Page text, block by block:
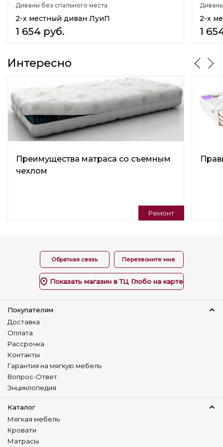
Стиль
Неоклассика(Neoclassic)
Ретро
Нет
Кресло
Регулируемая спинка
Нет
Изготовление в коже
Наличие столика
Диваны без спального места
2-х местный диван ЛуиП
1 654 руб.
2-х
1
Интересно
Преимущества матраса со съемным
чехлом
Ремонт
Обратная связь Перезвоните мне
Показать магазин в ТЦ Глобо на карте
Покупателям
Доставка
Оплата
Рассрочка
Контакты
Гарантия на мягкую мебель
Вопрос-Ответ
Энциклопедия
Каталог
Мягкая мебель
Кровати
Матрасы